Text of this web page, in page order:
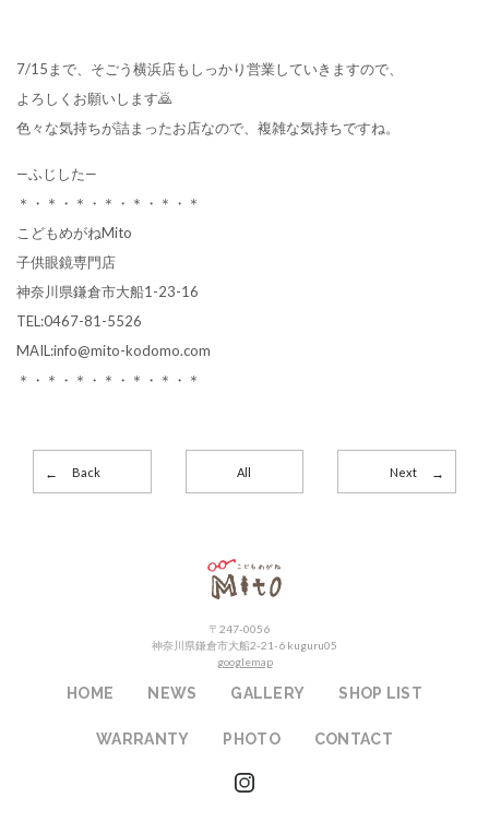
7/15まで、そごう横浜店もしっかり営業していきますので、
よろしくお願いします🙇
色々な気持ちが詰まったお店なので、複雑な気持ちですね。
—ふじした—
＊・＊・＊・＊・＊・＊・＊
こどもめがねMito
子供眼鏡専門店
神奈川県鎌倉市大船1-23-16
TEL:0467-81-5526
MAIL:info@mito-kodomo.com
＊・＊・＊・＊・＊・＊・＊
Back All Next
〒247-0056
神奈川県鎌倉市大船2-21-6 kuguru05
googlemap
HOME NEWS GALLERY SHOP LIST
WARRANTY PHOTO CONTACT